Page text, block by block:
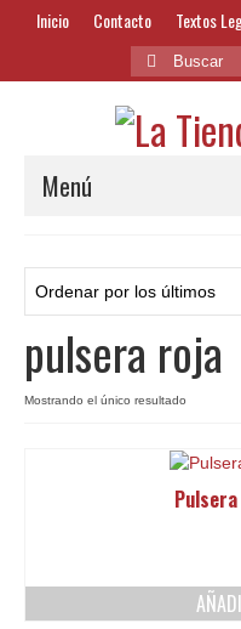
Inicio Contacto Textos
Buscar
por:
Menú
Bazar
Textil y Accesorios
Bordados
pulsera roja
Mostrando el único resultado